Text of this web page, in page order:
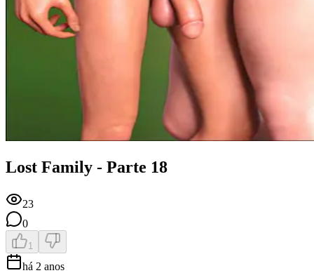
Lost Family - Parte 18
23
0
1
há 2 anos